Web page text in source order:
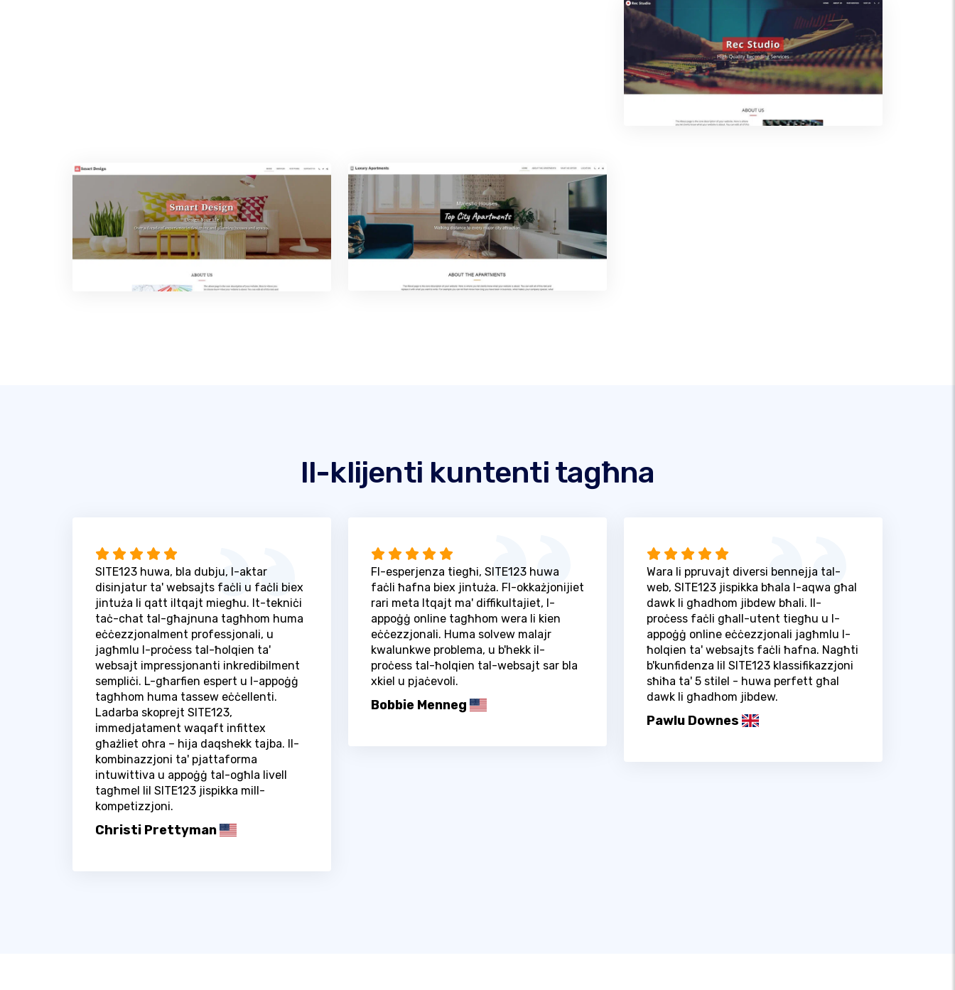
Il-klijenti kuntenti tagħna
SITE123 huwa, bla dubju, l-aktar
disinjatur ta' websajts faċli u faċli biex
jintuża li qatt iltqajt miegħu. It-tekniċi
taċ-chat tal-għajnuna tagħhom huma
eċċezzjonalment professjonali, u
jagħmlu l-proċess tal-ħolqien ta'
websajt impressjonanti inkredibilment
sempliċi. L-għarfien espert u l-appoġġ
tagħhom huma tassew eċċellenti.
Ladarba skoprejt SITE123,
immedjatament waqaft infittex
għażliet oħra – hija daqshekk tajba. Il-
kombinazzjoni ta' pjattaforma
intuwittiva u appoġġ tal-ogħla livell
tagħmel lil SITE123 jispikka mill-
kompetizzjoni.
Christi Prettyman
Fl-esperjenza tiegħi, SITE123 huwa
faċli ħafna biex jintuża. Fl-okkażjonijiet
rari meta ltqajt ma' diffikultajiet, l-
appoġġ online tagħhom wera li kien
eċċezzjonali. Huma solvew malajr
kwalunkwe problema, u b'hekk il-
proċess tal-ħolqien tal-websajt sar bla
xkiel u pjaċevoli.
Bobbie Menneg
Wara li ppruvajt diversi bennejja tal-
web, SITE123 jispikka bħala l-aqwa għal
dawk li għadhom jibdew bħali. Il-
proċess faċli għall-utent tiegħu u l-
appoġġ online eċċezzjonali jagħmlu l-
ħolqien ta' websajts faċli ħafna. Nagħti
b'kunfidenza lil SITE123 klassifikazzjoni
sħiħa ta' 5 stilel - huwa perfett għal
dawk li għadhom jibdew.
Pawlu Downes